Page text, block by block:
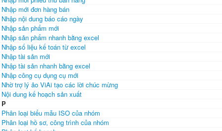
Nhập mới đơn hàng bán
Nhập nội dung báo cáo ngày
Nhập sản phẩm mới
Nhập sản phẩm nhanh bằng excel
Nhập số liệu kế toán từ excel
Nhập tài sản mới
Nhập tài sản nhanh bằng excel
Nhập công cụ dụng cụ mới
Nhờ trợ lý ảo ViAi tạo các lời chúc mừng
Nội dung kế hoạch sản xuất
P
Phân loại biểu mẫu ISO của nhóm
Phân loại hồ sơ, công trình của nhóm